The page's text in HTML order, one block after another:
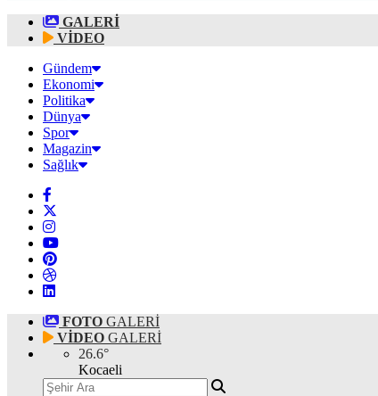
GALERİ
VİDEO
Gündem
Ekonomi
Politika
Dünya
Spor
Magazin
Sağlık
FOTO GALERİ
VİDEO GALERİ
26.6°
Kocaeli